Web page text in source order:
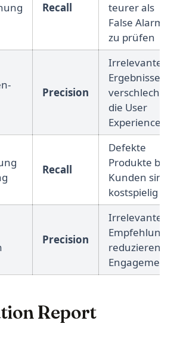
Recall
teurer als
False Alarms
zu prüfen
Precision
Irrelevante
Ergebnisse
die User
Experience
Recall
Defekte
Produkte bei
Kunden sind
kostspielig
Precision
Irrelevante
reduzieren
Engagement
Report